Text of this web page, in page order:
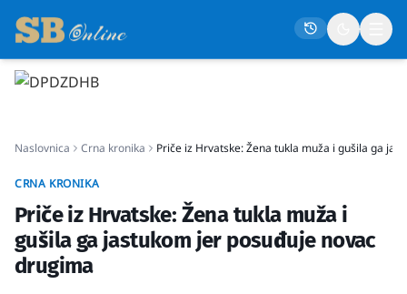
Društvo
Politika
Gospodarstvo
Život
Crna kronika
Naslovnica Crna kronika Priče iz Hrvatske: Žena tukla muža i gušila ga
CRNA KRONIKA
Priče iz Hrvatske: Žena tukla muža i
gušila ga jastukom jer posuđuje novac
drugima